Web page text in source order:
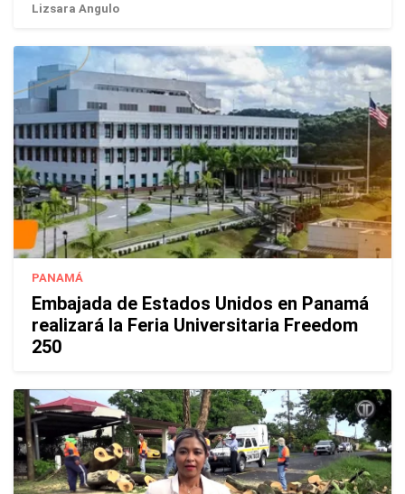
Lizsara Angulo
PANAMÁ
Embajada de Estados Unidos en Panamá
realizará la Feria Universitaria Freedom
250